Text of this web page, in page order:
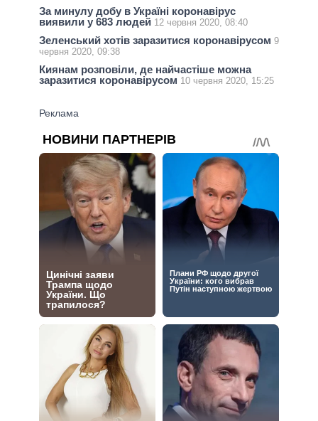
За минулу добу в Україні коронавірус
виявили у 683 людей 12 червня 2020, 08:40
Зеленський хотів заразитися коронавірусом 9
червня 2020, 09:38
Киянам розповіли, де найчастіше можна
заразитися коронавірусом 10 червня 2020, 15:25